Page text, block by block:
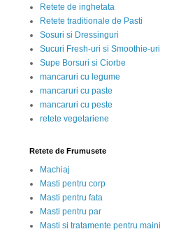
Retete de inghetata
Retete traditionale de Pasti
Sosuri si Dressinguri
Sucuri Fresh-uri si Smoothie-uri
Supe Borsuri si Ciorbe
mancaruri cu legume
mancaruri cu paste
mancaruri cu peste
retete vegetariene
Retete de Frumusete
Machiaj
Masti pentru corp
Masti pentru fata
Masti pentru par
Masti si tratamente pentru maini